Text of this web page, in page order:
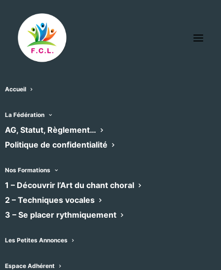
Accueil
La Fédération
AG, Statut, Règlement…
Politique de confidentialité
Nos Formations
1 – Découvrir l’Art du chant choral
2 – Techniques vocales
3 – Se placer rythmiquement
Les Petites Annonces
Espace Adhérent
Cicada Chœur Étudiant
Pop, Chants du monde, Variété